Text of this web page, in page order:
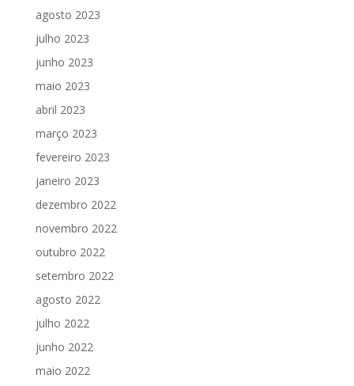
agosto 2023
julho 2023
junho 2023
maio 2023
abril 2023
março 2023
fevereiro 2023
janeiro 2023
dezembro 2022
novembro 2022
outubro 2022
setembro 2022
agosto 2022
julho 2022
junho 2022
maio 2022